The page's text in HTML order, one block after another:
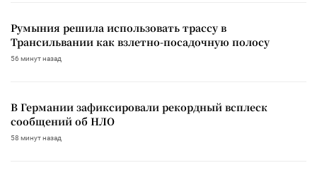
Румыния решила использовать трассу в
Трансильвании как взлетно-посадочную полосу
56 минут назад
В Германии зафиксировали рекордный всплеск
сообщений об НЛО
58 минут назад